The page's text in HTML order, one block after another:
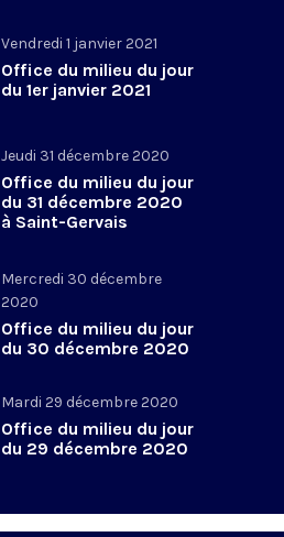
Vendredi 1 janvier 2021
Office du milieu du jour
du 1er janvier 2021
Jeudi 31 décembre 2020
Office du milieu du jour
du 31 décembre 2020
à Saint-Gervais
Mercredi 30 décembre
2020
Office du milieu du jour
du 30 décembre 2020
Mardi 29 décembre 2020
Office du milieu du jour
du 29 décembre 2020